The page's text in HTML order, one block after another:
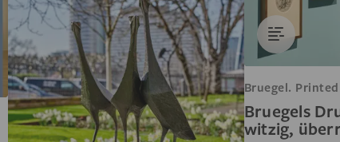
Bruegel. Printed
Bruegels
witzig,